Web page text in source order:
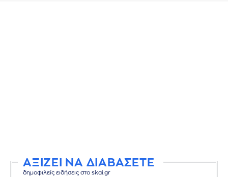
ΑΞΙΖΕΙ ΝΑ ΔΙΑΒΑΣΕΤΕ
δημοφιλείς ειδήσεις στο skai.gr